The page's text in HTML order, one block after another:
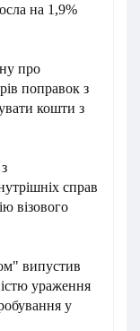
на 1,9%
про
поправок з
кошти з
справ
візового
випустив
ураження
у